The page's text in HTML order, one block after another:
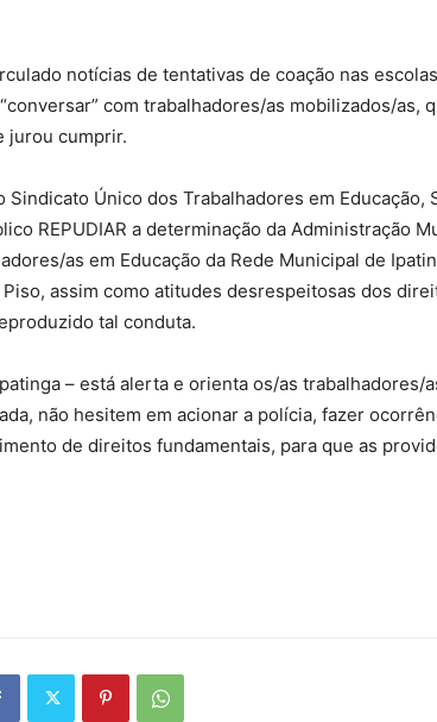
notícias de tentativas de coação nas
com trabalhadores/as mobilizados/as,
jurou cumprir.
Único dos Trabalhadores em Educação,
REPUDIAR a determinação da Administração
as em Educação da Rede Municipal de
assim como atitudes desrespeitosas dos
tal conduta.
– está alerta e orienta os/as trabalhadores/
não hesitem em acionar a polícia, fazer
de direitos fundamentais, para que as